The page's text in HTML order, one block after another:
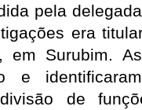
pela
era
em Surubim.
e
de